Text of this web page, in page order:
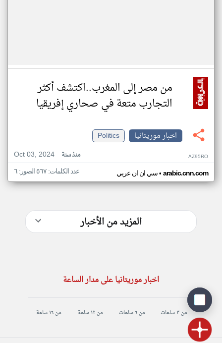
من مصر إلى المغرب..اكتشف أكثر
التجارب متعة في صحاري إفريقيا
اخبار موريتانيا
Politics
Oct 03, 2024
منذ سنة AZ95RO
سي ان ان عربي• arabic.cnn.com عدد الكلمات: ٥٦٧ الصور: ٦
المزيد من الأخبار
اخبار موريتانيا على مدار الساعة
من ٣ ساعات من ٦ ساعات من ١٢ ساعة من ١٦ ساعة